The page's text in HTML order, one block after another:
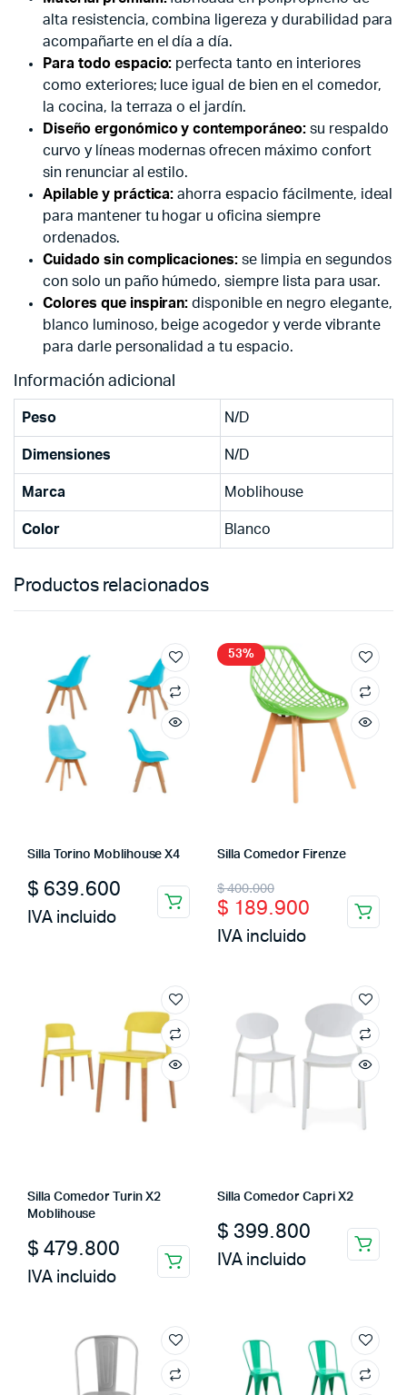
alta resistencia, combina ligereza y durabilidad para
acompañarte en el día a día.
Para todo espacio: perfecta tanto en interiores
como exteriores; luce igual de bien en el comedor,
la cocina, la terraza o el jardín.
Diseño ergonómico y contemporáneo:su respaldo
curvo y líneas modernas ofrecen máximo confort
sin renunciar al estilo.
Apilable y práctica: ahorra espacio fácilmente, ideal
para mantener tu hogar u oficina siempre
ordenados.
Cuidado sin complicaciones: se limpia en segundos
con solo un paño húmedo, siempre lista para usar.
Colores que inspiran: disponible en negro elegante,
blanco luminoso, beige acogedor y verde vibrante
para darle personalidad a tu espacio.
Información adicional
Peso N/D
Dimensiones N/D
Marca Moblihouse
Color Blanco
Productos relacionados
Silla Torino Moblihouse X4
$ 639.600
IVA incluido
53%
Silla Comedor Firenze
$400.000
Original
price
was:
$ 189.900
Current
price
is:
IVA incluido
Silla Comedor Turin X2
Moblihouse
$ 479.800
IVA incluido
Silla Comedor Capri X2
$ 399.800
IVA incluido